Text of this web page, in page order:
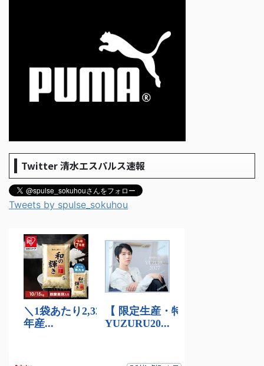
Twitter 清水エスパルス速報
Tweets by spulse_sokuhou